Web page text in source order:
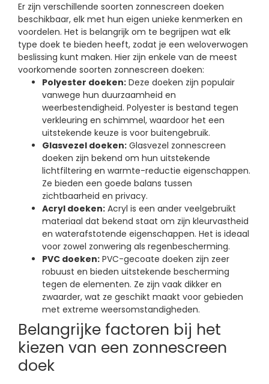
Er zijn verschillende soorten zonnescreen doeken
beschikbaar, elk met hun eigen unieke kenmerken en
voordelen. Het is belangrijk om te begrijpen wat elk
type doek te bieden heeft, zodat je een weloverwogen
beslissing kunt maken. Hier zijn enkele van de meest
voorkomende soorten zonnescreen doeken:
Polyester doeken: Deze doeken zijn populair
vanwege hun duurzaamheid en
weerbestendigheid. Polyester is bestand tegen
verkleuring en schimmel, waardoor het een
uitstekende keuze is voor buitengebruik.
Glasvezel doeken: Glasvezel zonnescreen
doeken zijn bekend om hun uitstekende
lichtfiltering en warmte-reductie eigenschappen.
Ze bieden een goede balans tussen
zichtbaarheid en privacy.
Acryl doeken: Acryl is een ander veelgebruikt
materiaal dat bekend staat om zijn kleurvastheid
en waterafstotende eigenschappen. Het is ideaal
voor zowel zonwering als regenbescherming.
PVC doeken: PVC-gecoate doeken zijn zeer
robuust en bieden uitstekende bescherming
tegen de elementen. Ze zijn vaak dikker en
zwaarder, wat ze geschikt maakt voor gebieden
met extreme weersomstandigheden.
Belangrijke factoren bij het
kiezen van een zonnescreen
doek